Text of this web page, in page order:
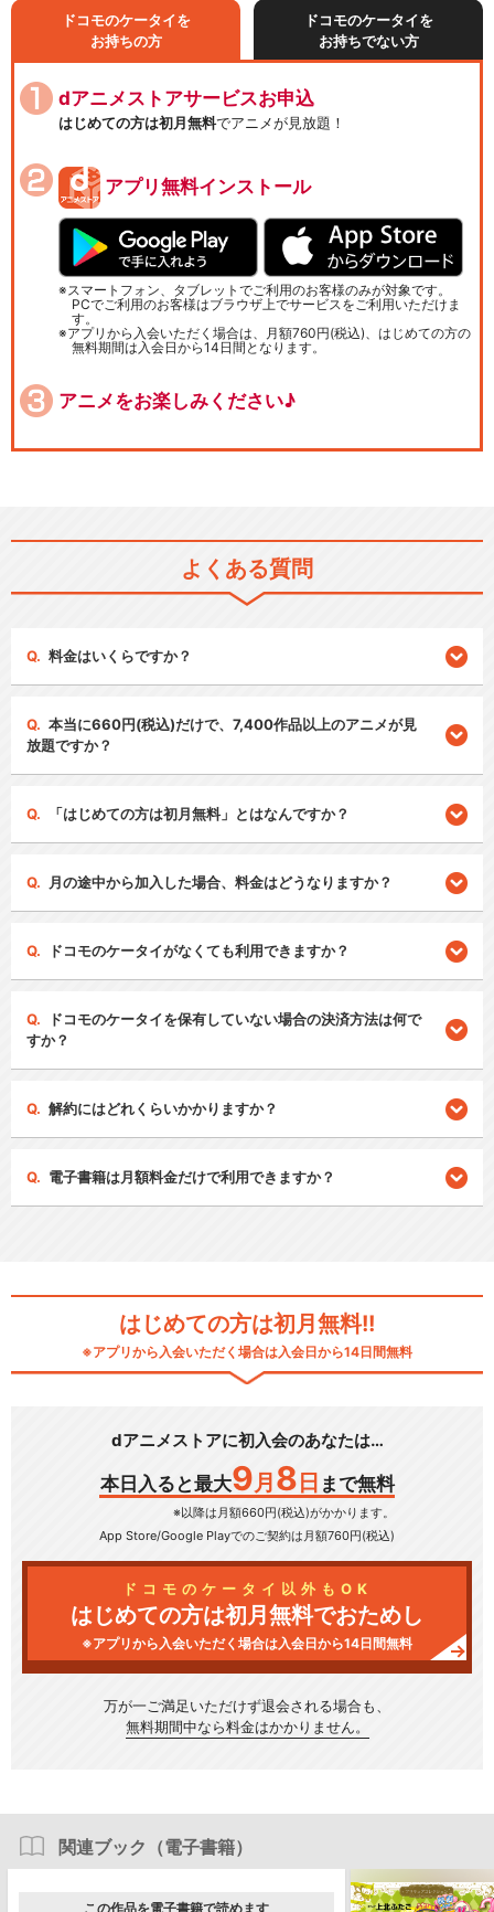
ドコモのケータイを
お持ちの方
ドコモのケータイを
お持ちでない方
dアニメストアサービスお申込
はじめての方は初月無料でアニメが見放題！
アプリ無料インストール
スマートフォン、タブレットでご利用のお客様のみが対象です。
PCでご利用のお客様はブラウザ上でサービスをご利用いただけま
す。
アプリから入会いただく場合は、月額760円(税込)、はじめての方の
無料期間は入会日から14日間となります。
アニメをお楽しみください♪
よくある質問
料金はいくらですか？
本当に660円(税込)だけで、7,400作品以上のアニメが見
放題ですか？
「はじめての方は初月無料」とはなんですか？
月の途中から加入した場合、料金はどうなりますか？
ドコモのケータイがなくても利用できますか？
ドコモのケータイを保有していない場合の決済方法は何で
すか？
解約にはどれくらいかかりますか？
電子書籍は月額料金だけで利用できますか？
はじめての方は初月無料!!
※アプリから入会いただく場合は入会日から14日間無料
dアニメストアに初入会のあなたは…
本日入ると最大9 月 8 日 まで無料
※以降は月額660円(税込)がかかります。
App Store/Google Playでのご契約は月額760円(税込)
ドコモのケータイ以外もOK
はじめての方は初月無料でおためし
※アプリから入会いただく場合は入会日から14日間無料
万が一ご満足いただけず退会される場合も、
無料期間中なら料金はかかりません。
関連ブック（電子書籍）
この作品を電子書籍で読めます